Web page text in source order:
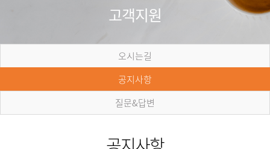
고객지원
오시는길
공지사항
질문&답변